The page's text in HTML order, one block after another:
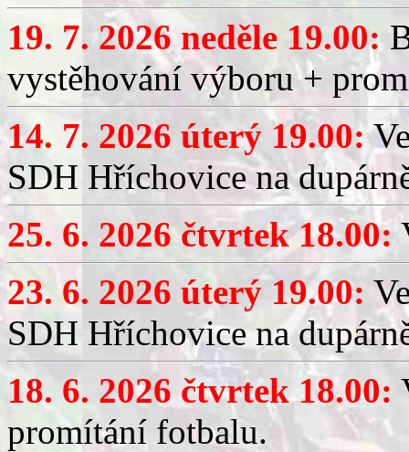
19. 7. 2026 neděle 19.00:
vystěhování výboru +
14. 7. 2026 úterý 19.00:
SDH Hříchovice na
25. 6. 2026 čtvrtek 18.00:
23. 6. 2026 úterý 19.00:
SDH Hříchovice na
18. 6. 2026 čtvrtek 18.00:
promítání fotbalu.